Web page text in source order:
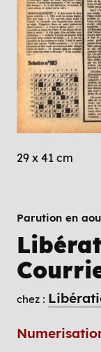
29 x 41 cm
Parution en
chez :